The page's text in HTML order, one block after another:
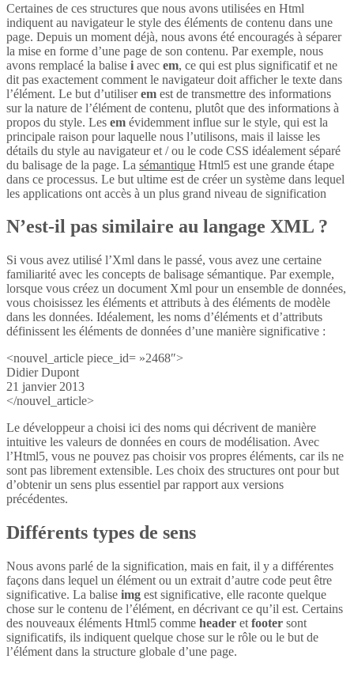
Certaines de ces structures que nous avons utilisées en Html
indiquent au navigateur le style des éléments de contenu dans une
page. Depuis un moment déjà, nous avons été encouragés à séparer
la mise en forme d’une page de son contenu. Par exemple, nous
avons remplacé la balise i avec em, ce qui est plus significatif et ne
dit pas exactement comment le navigateur doit afficher le texte dans
l’élément. Le but d’utiliserem est de transmettre des informations
sur la nature de l’élément de contenu, plutôt que des informations à
propos du style. Les em évidemment influe sur le style, qui est la
principale raison pour laquelle nous l’utilisons, mais il laisse les
détails du style au navigateur et / ou le code CSS idéalement séparé
du balisage de la page. La sémantique Html5 est une grande étape
dans ce processus. Le but ultime est de créer un système dans lequel
les applications ont accès à un plus grand niveau de signification
N’est-il pas similaire au langage XML ?
Si vous avez utilisé l’Xml dans le passé, vous avez une certaine
familiarité avec les concepts de balisage sémantique. Par exemple,
lorsque vous créez un document Xml pour un ensemble de données,
vous choisissez les éléments et attributs à des éléments de modèle
dans les données. Idéalement, les noms d’éléments et d’attributs
définissent les éléments de données d’une manière significative :
<nouvel_article piece_id= »2468″>
Didier Dupont
21 janvier 2013
</nouvel_article>
Le développeur a choisi ici des noms qui décrivent de manière
intuitive les valeurs de données en cours de modélisation. Avec
l’Html5, vous ne pouvez pas choisir vos propres éléments, car ils ne
sont pas librement extensible. Les choix des structures ont pour but
d’obtenir un sens plus essentiel par rapport aux versions
précédentes.
Différents types de sens
Nous avons parlé de la signification, mais en fait, il y a différentes
façons dans lequel un élément ou un extrait d’autre code peut être
significative. La balise img est significative, elle raconte quelque
chose sur le contenu de l’élément, en décrivant ce qu’il est. Certains
des nouveaux éléments Html5 comme header et footer sont
significatifs, ils indiquent quelque chose sur le rôle ou le but de
l’élément dans la structure globale d’une page.